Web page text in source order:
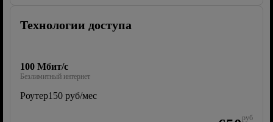
Технологии доступа
100 Мбит/с
Безлимитный интернет
Роутер150 руб/мес
руб